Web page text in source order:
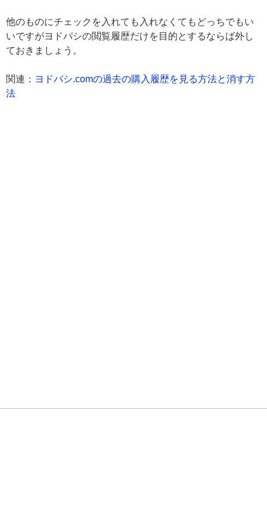
他のものにチェックを入れても入れなくてもどっちでもい
いですがヨドバシの閲覧履歴だけを目的とするならば外し
ておきましょう。
関連： ヨドバシ.comの過去の購入履歴を見る方法と消す方
法